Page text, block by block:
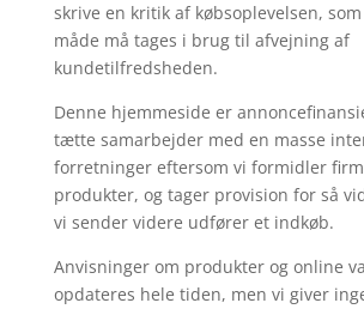
skrive en kritik af købsoplevelsen,
måde må tages i brug til afvejning af
kundetilfredsheden.
Denne hjemmeside er
tætte samarbejder med en masse
forretninger eftersom vi formidler
produkter, og tager provision for så
vi sender videre udfører et indkøb.
Anvisninger om produkter og online
opdateres hele tiden, men vi giver